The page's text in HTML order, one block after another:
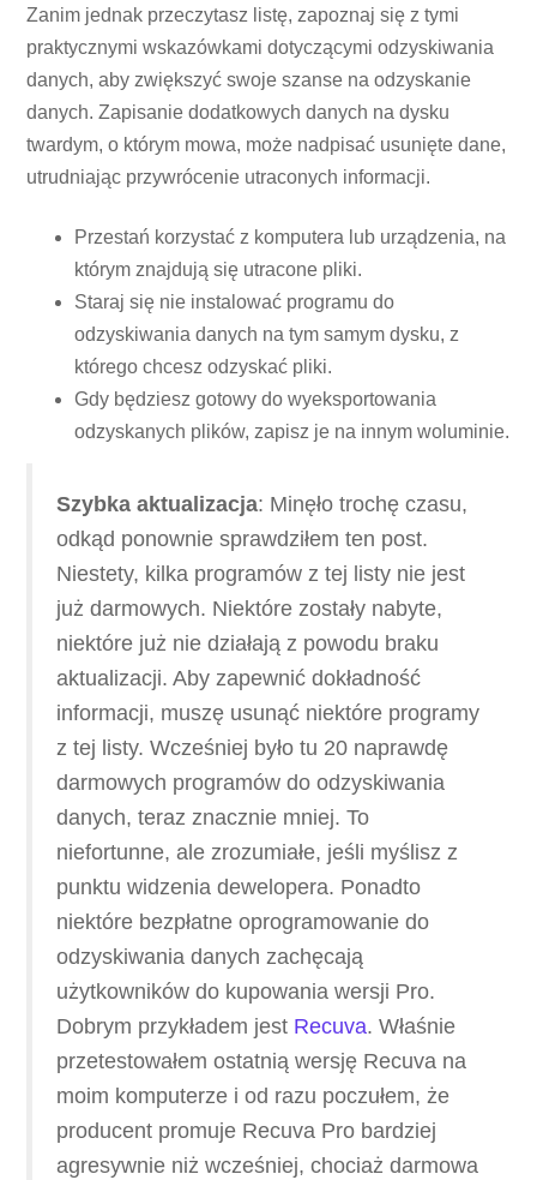
Zanim jednak przeczytasz listę, zapoznaj się z tymi
praktycznymi wskazówkami dotyczącymi odzyskiwania
danych, aby zwiększyć swoje szanse na odzyskanie
danych. Zapisanie dodatkowych danych na dysku
twardym, o którym mowa, może nadpisać usunięte dane,
utrudniając przywrócenie utraconych informacji.
Przestań korzystać z komputera lub urządzenia, na
którym znajdują się utracone pliki.
Staraj się nie instalować programu do
odzyskiwania danych na tym samym dysku, z
którego chcesz odzyskać pliki.
Gdy będziesz gotowy do wyeksportowania
odzyskanych plików, zapisz je na innym woluminie.
Szybka aktualizacja: Minęło trochę czasu,
odkąd ponownie sprawdziłem ten post.
Niestety, kilka programów z tej listy nie jest
już darmowych. Niektóre zostały nabyte,
niektóre już nie działają z powodu braku
aktualizacji. Aby zapewnić dokładność
informacji, muszę usunąć niektóre programy
z tej listy. Wcześniej było tu 20 naprawdę
darmowych programów do odzyskiwania
danych, teraz znacznie mniej. To
niefortunne, ale zrozumiałe, jeśli myślisz z
punktu widzenia dewelopera. Ponadto
niektóre bezpłatne oprogramowanie do
odzyskiwania danych zachęcają
użytkowników do kupowania wersji Pro.
Dobrym przykładem jest Recuva. Właśnie
przetestowałem ostatnią wersję Recuva na
moim komputerze i od razu poczułem, że
producent promuje Recuva Pro bardziej
agresywnie niż wcześniej, chociaż darmowa